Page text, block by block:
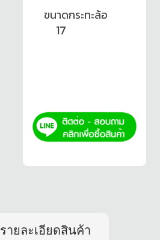
ขนาดกระทะล้อ
17
รายละเอียดสินค้า